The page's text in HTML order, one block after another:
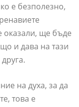
е безполезно,
оказали, ще бъде
и дава на тази
на духа, за да
това е